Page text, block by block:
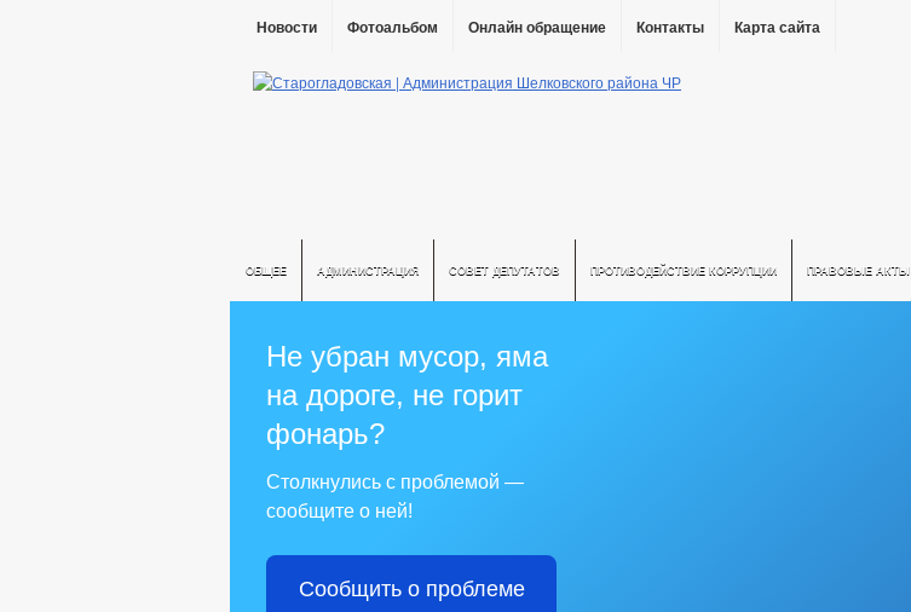
Новости Фотоальбом Онлайн обращение Контакты Карта сайта
ОБЩЕЕ АДМИНИСТРАЦИЯ СОВЕТ ДЕПУТАТОВ ПРОТИВОДЕЙСТВИЕ КОРРУПЦИИ ПРАВОВЫЕ АКТЫ
Не убран мусор, яма
на дороге, не горит
фонарь?
Столкнулись с проблемой —
сообщите о ней!
Сообщить о проблеме